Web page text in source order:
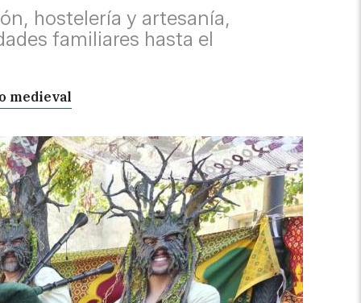
hostelería y artesanía,
familiares hasta el
medieval